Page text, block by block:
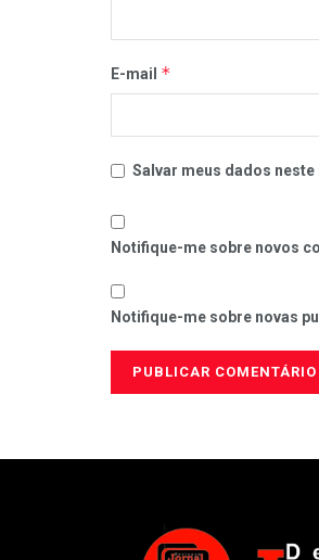
E-mail *
Salvar meus dados
Notifique-me sobre novos
Notifique-me sobre novas